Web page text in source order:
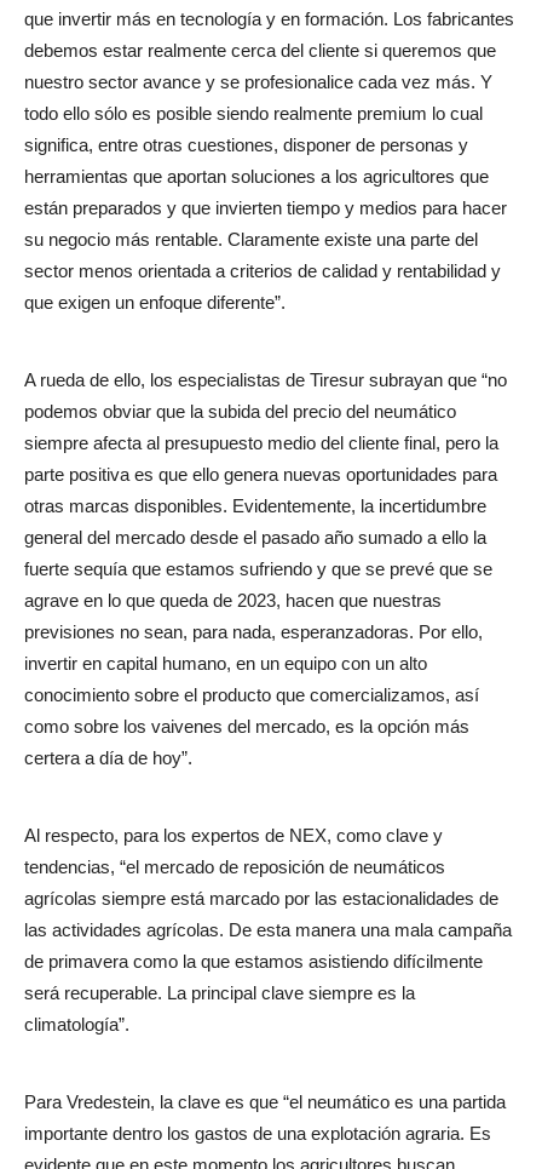
que invertir más en tecnología y en formación. Los fabricantes
debemos estar realmente cerca del cliente si queremos que
nuestro sector avance y se profesionalice cada vez más. Y
todo ello sólo es posible siendo realmente premium lo cual
significa, entre otras cuestiones, disponer de personas y
herramientas que aportan soluciones a los agricultores que
están preparados y que invierten tiempo y medios para hacer
su negocio más rentable. Claramente existe una parte del
sector menos orientada a criterios de calidad y rentabilidad y
que exigen un enfoque diferente”.
A rueda de ello, los especialistas de Tiresur subrayan que “no
podemos obviar que la subida del precio del neumático
siempre afecta al presupuesto medio del cliente final, pero la
parte positiva es que ello genera nuevas oportunidades para
otras marcas disponibles. Evidentemente, la incertidumbre
general del mercado desde el pasado año sumado a ello la
fuerte sequía que estamos sufriendo y que se prevé que se
agrave en lo que queda de 2023, hacen que nuestras
previsiones no sean, para nada, esperanzadoras. Por ello,
invertir en capital humano, en un equipo con un alto
conocimiento sobre el producto que comercializamos, así
como sobre los vaivenes del mercado, es la opción más
certera a día de hoy”.
Al respecto, para los expertos de NEX, como clave y
tendencias, “el mercado de reposición de neumáticos
agrícolas siempre está marcado por las estacionalidades de
las actividades agrícolas. De esta manera una mala campaña
de primavera como la que estamos asistiendo difícilmente
será recuperable. La principal clave siempre es la
climatología”.
Para Vredestein, la clave es que “el neumático es una partida
importante dentro los gastos de una explotación agraria. Es
evidente que en este momento los agricultores buscan